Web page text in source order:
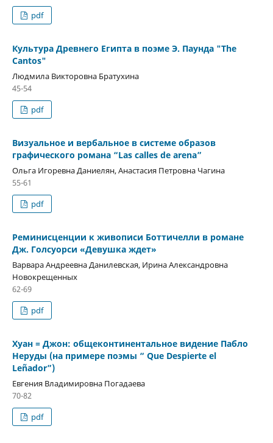
pdf
Культура Древнего Египта в поэме Э. Паунда "The
Cantos"
Людмила Викторовна Братухина
45-54
pdf
Визуальное и вербальное в системе образов
графического романа “Las calles de arena”
Ольга Игоревна Даниелян, Анастасия Петровна Чагина
55-61
pdf
Реминисценции к живописи Боттичелли в романе
Дж. Голсуорси «Девушка ждет»
Варвара Андреевна Данилевская, Ирина Александровна
Новокрещенных
62-69
pdf
Хуан = Джон: общеконтинентальное видение Пабло
Неруды (на примере поэмы “ Que Despierte el
Leñador”)
Евгения Владимировна Погадаева
70-82
pdf